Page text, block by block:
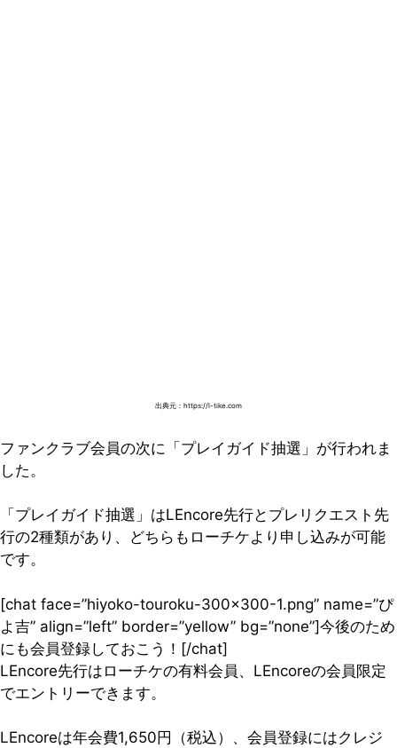
出典元：https://l-tike.com
ファンクラブ会員の次に「プレイガイド抽選」が行われま
した。
「プレイガイド抽選」はLEncore先行とプレリクエスト先
行の2種類があり、どちらもローチケより申し込みが可能
です。
[chat face=”hiyoko-touroku-300×300-1.png” name=”ぴ
よ吉” align=”left” border=”yellow” bg=”none”]今後のため
にも会員登録しておこう！[/chat]
LEncore先行はローチケの有料会員、LEncoreの会員限定
でエントリーできます。
LEncoreは年会費1,650円（税込）、会員登録にはクレジ